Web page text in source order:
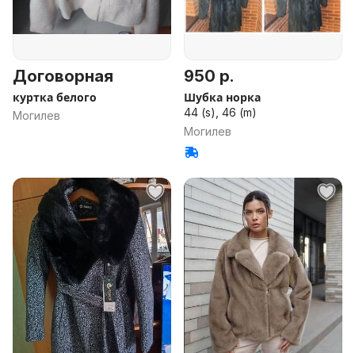
Договорная
куртка белого
Могилев
950 р.
Шубка норка
44 (s), 46 (m)
Могилев